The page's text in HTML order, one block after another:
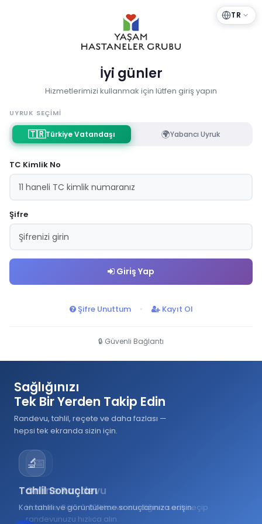
Sağlığınızı
Tek Bir Yerden Takip Edin
Randevu, tahlil, reçete ve daha fazlası —
hepsi tek ekranda sizin için.
📅
Online Randevu
Hastane, Bölüm, Doktor ve istediğiniz saati seçip
randevunuzu hızlıca alın.
🔬
Tahlil Sonuçları
Kan tahlili ve görüntüleme sonuçlarınıza erişin.
İyi günler
Hizmetlerimizi kullanmak için lütfen giriş yapın
UYRUK SEÇIMI
🇹🇷Türkiye Vatandaşı 🌍Yabancı Uyruk
TC Kimlik No
Şifre
Giriş Yap
Şifre Unuttum • Kayıt Ol
🔒 Güvenli Bağlantı
TR